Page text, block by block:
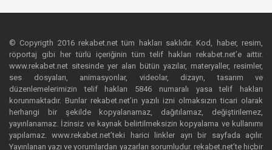
© Copyrigth 2016 rekabet.net tüm hakları saklıdır. Kod, haber, resim,
röportaj gibi her türlü içeriğinin tüm telif hakları rekabet.net’e aittir.
www.rekabet.net sitesinde yer alan bütün yazılar, materyaller, resimler,
ses dosyaları, animasyonlar, videolar, dizayn, tasarım ve
düzenlemelerimizin telif hakları 5846 numaralı yasa telif hakları
korunmaktadır. Bunlar rekabet.net’in yazılı izni olmaksızın ticari olarak
herhangi bir şekilde kopyalanamaz, dağıtılamaz, değiştirilemez,
yayınlanamaz. İzinsiz ve kaynak belirtilmeksizin kopyalama ve kullanımı
yapılamaz. www.rekabet.net’teki harici linkler ayrı bir sayfada açılır.
Yayınlanan yazı ve yorumlardan yazarları sorumludur. rekabet.net’te hiçbir